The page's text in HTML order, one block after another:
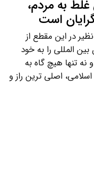
به مردم،
است
در این مقطع از
المللی را به خود
تنها هیچ گاه به
اصلی ترین راز و